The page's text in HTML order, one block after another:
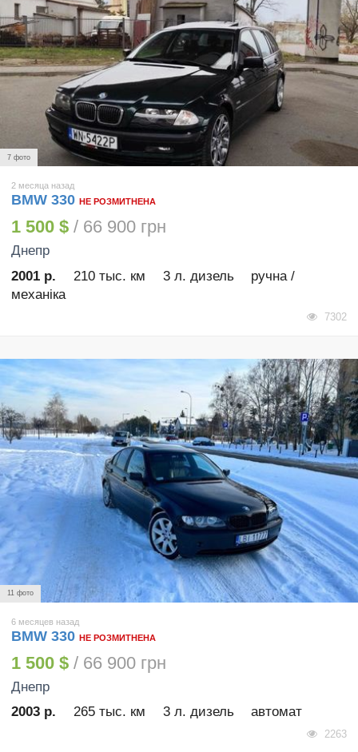
7 фото
2 месяца назад
BMW 330 НЕ РОЗМИТНЕНА
1 500 $ / 66 900 грн
Днепр
2001 р.
210 тыс. км 3 л. дизель
ручна /
механіка
7302
11 фото
6 месяцев назад
BMW 330 НЕ РОЗМИТНЕНА
1 500 $ / 66 900 грн
Днепр
2003 р.
265 тыс. км 3 л. дизель автомат
2263